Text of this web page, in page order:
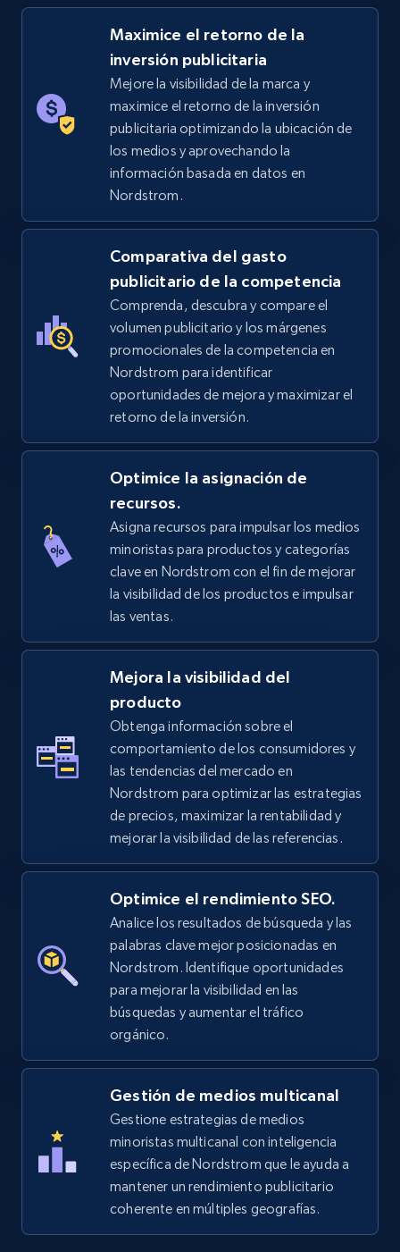
price, Final price, Discount percent, and more.
5.4K+ 668+ Comenzar ahora
TikTok Shop - category
URL, Title, Available, Description, Currency, Initial
price, Final price, Discount percent, and more.
668+ Comenzar ahora
TikTok Shop - Collect TikTok shop products
by keywords search
price, Final price, Discount percent, and more.
668+
TikTok Shop - discover records by shop url
URL, Title, Available, Description, Currency, Initial
price, Final price, Discount percent, and more.
668+ Comenzar ahora
Amazon sellers info
Seller id, URL, Seller name, Description, Detailed
info, Stars, Feedbacks, Return policy, and more.
2.5K+ 378+ Comenzar ahora
eBay
URL, Product id, Title, Seller name, Seller rating,
Seller reviews, Breadcrumbs, Root category, and
2.5K+ 359+ Comenzar ahora
eBay - Gather data on products using
specified keywords
URL, Product id, Title, Seller name, Seller rating,
Seller reviews, Breadcrumbs, Root category, and
Maximice el retorno de la
inversión publicitaria
Mejore la visibilidad de la marca y
maximice el retorno de la inversión
publicitaria optimizando la ubicación de
los medios y aprovechando la
información basada en datos en
Nordstrom.
Comparativa del gasto
publicitario de la competencia
Comprenda, descubra y compare el
volumen publicitario y los márgenes
promocionales de la competencia en
Nordstrom para identificar
oportunidades de mejora y maximizar el
retorno de la inversión.
Optimice la asignación de
recursos.
Asigna recursos para impulsar los medios
minoristas para productos y categorías
clave en Nordstrom con el fin de mejorar
la visibilidad de los productos e impulsar
las ventas.
Mejora la visibilidad del
producto
Obtenga información sobre el
comportamiento de los consumidores y
las tendencias del mercado en
Nordstrom para optimizar las estrategias
de precios, maximizar la rentabilidad y
mejorar la visibilidad de las referencias.
Optimice el rendimiento SEO.
Analice los resultados de búsqueda y las
palabras clave mejor posicionadas en
Nordstrom. Identifique oportunidades
para mejorar la visibilidad en las
búsquedas y aumentar el tráfico
orgánico.
Gestión de medios multicanal
Gestione estrategias de medios
minoristas multicanal con inteligencia
específica de Nordstrom que le ayuda a
mantener un rendimiento publicitario
coherente en múltiples geografías.